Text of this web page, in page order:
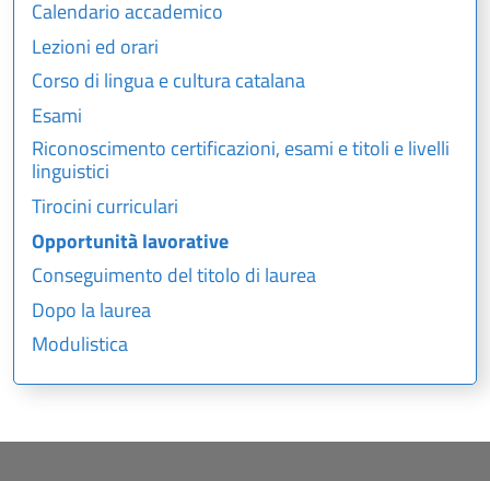
Calendario accademico
Lezioni ed orari
Corso di lingua e cultura catalana
Esami
Riconoscimento certificazioni, esami e titoli e livelli
linguistici
Tirocini curriculari
Opportunità lavorative
Conseguimento del titolo di laurea
Dopo la laurea
Modulistica